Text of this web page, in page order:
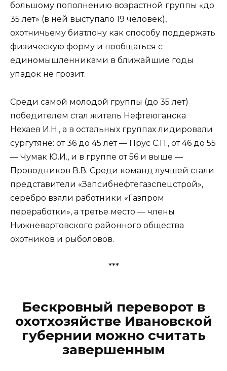
большому пополнению возрастной группы «до
35 лет» (в ней выступало 19 человек),
охотничьему биатлону как способу поддержать
физическую форму и пообщаться с
единомышленниками в ближайшие годы
упадок не грозит.
Среди самой молодой группы (до 35 лет)
победителем стал житель Нефтеюганска
Нехаев И.Н., а в остальных группах лидировали
сургутяне: от 36 до 45 лет — Прус С.П., от 46 до 55
— Чумак Ю.И., и в группе от 56 и выше —
Проводников В.В. Среди команд лучшей стали
представители «Запсибнефтегазспецстрой»,
серебро взяли работники «Газпром
переработки», а третье место — члены
Нижневартовского районного общества
охотников и рыболовов.
***
Бескровный переворот в
охотхозяйстве Ивановской
губернии можно считать
завершенным